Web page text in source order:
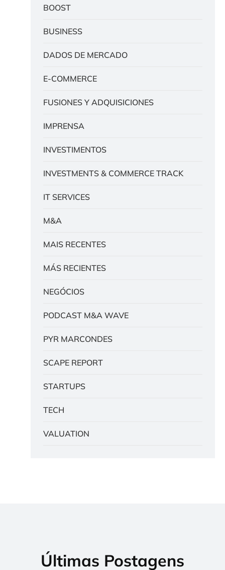
BOOST
BUSINESS
DADOS DE MERCADO
E-COMMERCE
FUSIONES Y ADQUISICIONES
IMPRENSA
INVESTIMENTOS
INVESTMENTS & COMMERCE TRACK
IT SERVICES
M&A
MAIS RECENTES
MÁS RECIENTES
NEGÓCIOS
PODCAST M&A WAVE
PYR MARCONDES
SCAPE REPORT
STARTUPS
TECH
VALUATION
Últimas Postagens